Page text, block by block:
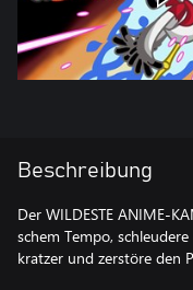
Beschreibung
Der WILDESTE ANIME-
schem Tempo,
kratzer und zerstöre den